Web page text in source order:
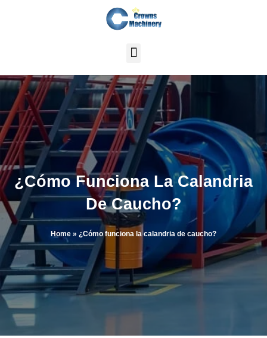
¿Cómo Funciona La Calandria
De Caucho?
Home » ¿Cómo funciona la calandria de caucho?